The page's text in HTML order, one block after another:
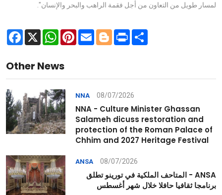
لمسار طويل من التعاون من أجل فقمة الراهب والبحر والإنسان".
Facebook
X WhatsApp
Pinterest
Email Blogger
Print
Other News
NNA 08/07/2026
NNA - Culture Minister Ghassan
Salameh dicuss restoration and
protection of the Roman Palace of
Chhim and 2027 Heritage Festival
ANSA 08/07/2026
ANSA - المتاحف الملكية في تورينو تطلق
برنامجا ثقافيا حافلا خلال شهر أغسطس